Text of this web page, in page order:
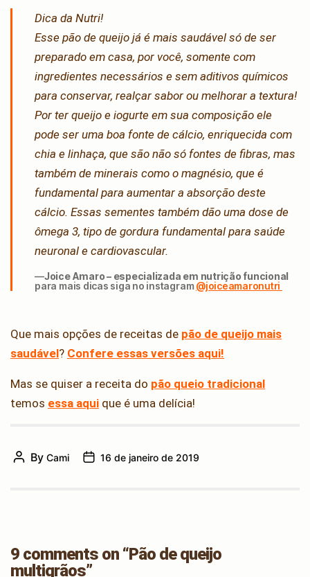
Dica da Nutri!
Esse pão de queijo já é mais saudável só de ser
preparado em casa, por você, somente com
ingredientes necessários e sem aditivos químicos
para conservar, realçar sabor ou melhorar a textura!
Por ter queijo e iogurte em sua composição ele
pode ser uma boa fonte de cálcio, enriquecida com
chia e linhaça, que são não só fontes de fibras, mas
também de minerais como o magnésio, que é
fundamental para aumentar a absorção deste
cálcio. Essas sementes também dão uma dose de
ômega 3, tipo de gordura fundamental para saúde
neuronal e cardiovascular.
Joice Amaro – especializada em nutrição funcional
para mais dicas siga no instagram@joiceamaronutri
Que mais opções de receitas de pão de queijo mais
saudável? Confere essas versões aqui!
Mas se quiser a receita do pão queio tradicional
temos essa aqui que é uma delícia!
PostBy Cami
Post16 de janeiro de 2019
9 comments on “Pão de queijo
multigrãos”